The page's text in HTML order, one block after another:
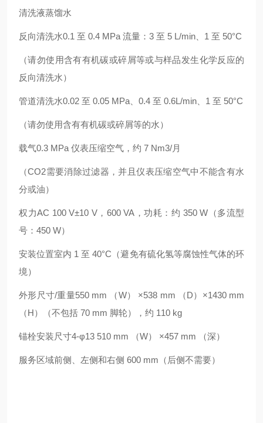
清洗液蒸馏水
反向清洗水0.1 至 0.4 MPa 流量：3 至 5 L/min、1 至 50°C
（请勿使用含有有机碳或碎屑等或与样品发生化学反应的
反向清洗水）
管道清洗水0.02 至 0.05 MPa、0.4 至 0.6L/min、1 至 50°C
（请勿使用含有有机碳或碎屑等的水）
载气0.3 MPa 仪表压缩空气，约 7 Nm3/月
（CO2需要消除过滤器，并且仪表压缩空气中不能含有水
分或油）
权力AC 100 V±10 V，600 VA，功耗：约 350 W（多流型
号：450 W）
安装位置室内 1 至 40°C（避免有硫化氢等腐蚀性气体的环
境）
外形尺寸/重量550 mm （W） ×538 mm （D）×1430 mm
（H）（不包括 70 mm 脚轮），约 110 kg
锚栓安装尺寸4-φ13 510 mm （W） ×457 mm （深）
服务区域前侧、左侧和右侧 600 mm（后侧不需要）